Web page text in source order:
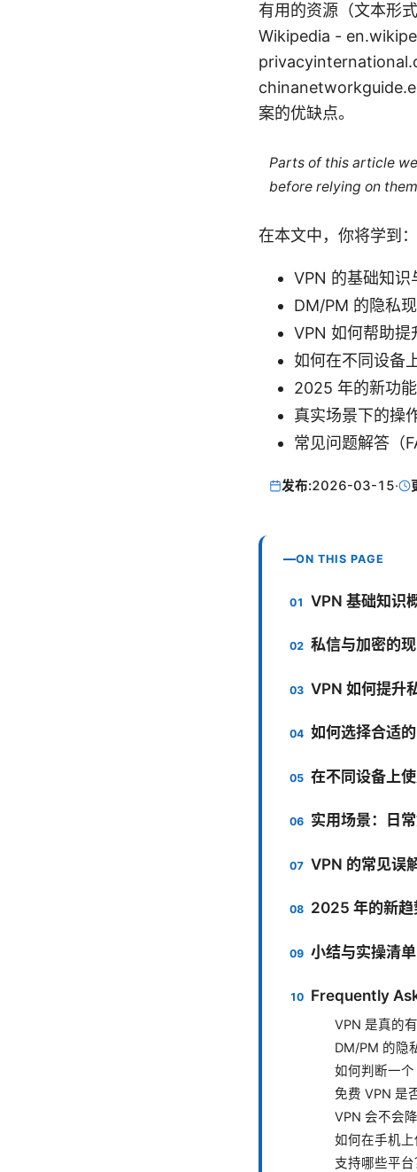
有用的资源（文本形
Wikipedia -
案的优缺点。
Parts of this article
before relying on
在本文中，你将学到：
VPN 的基础知识
DM/PM 的隐私
VPN 如何帮助提
如何在不同设备
2025 年的新功
真实场景下的操
常见问题解答（
发布:2026-03-15·
ON THIS PAGE
VPN 基础知识
私信与加密的
VPN 如何提升
如何选择合适
在不同设备上
实用场景：日
VPN 的常见误
2025 年的新趋
小结与实操清单
Frequently
VPN 是真的有
DM/PM 的隐
如何判断一个
免费 VPN 是
VPN 会不会
如何在手机上
支持哪些平台